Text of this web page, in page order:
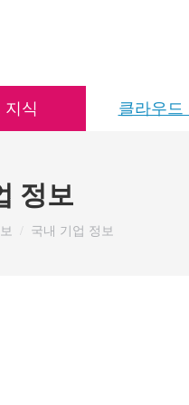
지식 클라우드
정보
국내 기업 정보